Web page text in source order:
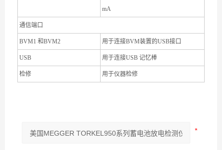
mA
通信端口
BVM1 和BVM2 用于连接BVM装置的USB接口
USB 用于连接USB 记忆棒
检修 用于仪器检修